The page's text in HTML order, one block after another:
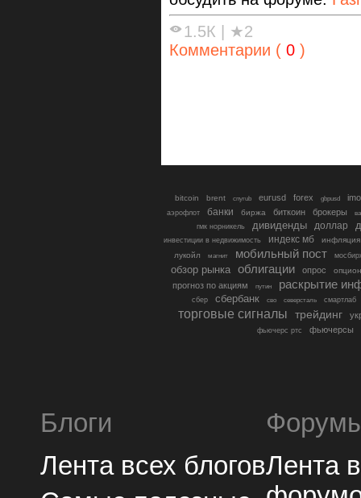
1.5К | ★2
Комментарии ( 0 )
bitcoin brent cnyrub eurusd forex gbpusd
аэрофлот банки биржа биткоин брокеры
гмк норникель
дивиденды доллар
инвестиции в недвижимость индекс мб
инфляция
лукойл
магнит мобильный пост
обзор рынка облигации опрос
прогноз по акциям путин раскрытие
сбер сбербанк сво северсталь смартлаб
торговые сигналы трейдинг
фьючерс ртс фьючерсы
Блоги
Лента всех блоговЛента